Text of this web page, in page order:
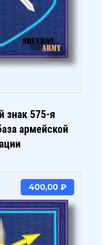
знак 575-я
армейской
400,00 ₽